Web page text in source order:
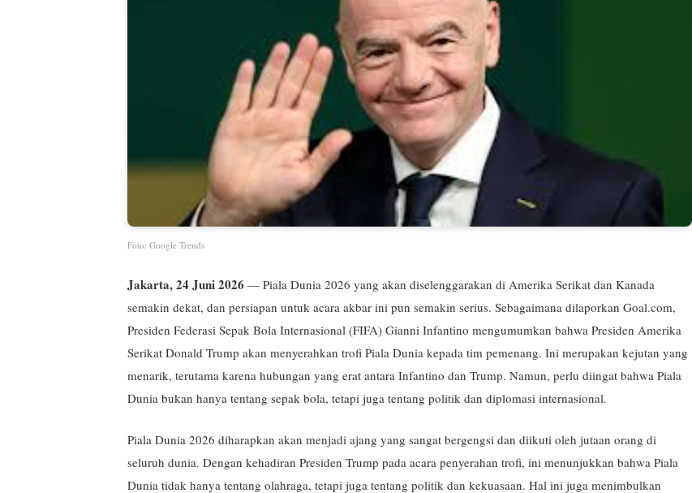
Foto: Google Trends
Jakarta, 24 Juni 2026 — Piala Dunia 2026 yang akan diselenggarakan di Amerika Serikat dan Kanada
semakin dekat, dan persiapan untuk acara akbar ini pun semakin serius. Sebagaimana dilaporkan Goal.com,
Presiden Federasi Sepak Bola Internasional (FIFA) Gianni Infantino mengumumkan bahwa Presiden Amerika
Serikat Donald Trump akan menyerahkan trofi Piala Dunia kepada tim pemenang. Ini merupakan kejutan yang
menarik, terutama karena hubungan yang erat antara Infantino dan Trump. Namun, perlu diingat bahwa Piala
Dunia bukan hanya tentang sepak bola, tetapi juga tentang politik dan diplomasi internasional.
Piala Dunia 2026 diharapkan akan menjadi ajang yang sangat bergengsi dan diikuti oleh jutaan orang di
seluruh dunia. Dengan kehadiran Presiden Trump pada acara penyerahan trofi, ini menunjukkan bahwa Piala
Dunia tidak hanya tentang olahraga, tetapi juga tentang politik dan kekuasaan. Hal ini juga menimbulkan